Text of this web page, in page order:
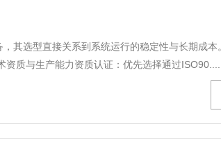
其选型直接关系到系统运行的稳定性与长期成本
质与生产能力​资质认证：优先选择通过ISO90......